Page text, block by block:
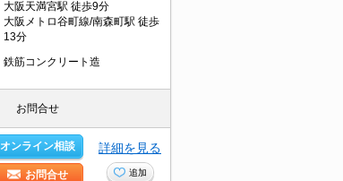
大阪天満宮駅 徒歩9分
大阪メトロ谷町線/南森町駅 徒歩
13分
鉄筋コンクリート造
お問合せ
オンライン相談
お問合せ
詳細を見る
追加